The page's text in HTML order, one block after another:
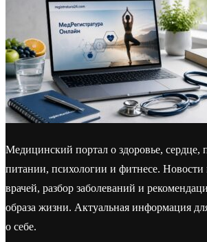
Медицинский портал о здоровье, сердце,
питании, психологии и фитнесе.
врачей, разбор заболеваний и
образа жизни. Актуальная информация
о себе.